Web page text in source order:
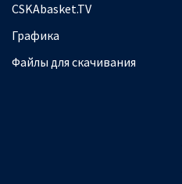
CSKAbasket.TV
Графика
Файлы для скачивания